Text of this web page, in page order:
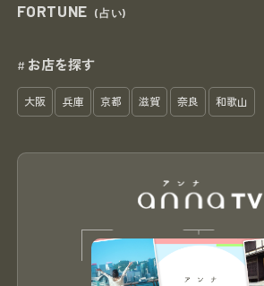
FORTUNE (占い)
# お店を探す
大阪 兵庫 京都 滋賀 奈良 和歌山